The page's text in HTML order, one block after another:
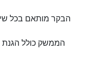
הבקר מותאם בכל
הממשק כולל הגנת